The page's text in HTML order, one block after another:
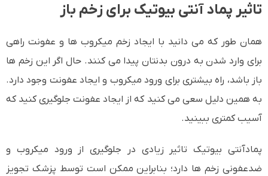
تاثیر پماد آنتی بیوتیک برای زخم باز
همان طور که می دانید با ایجاد زخم میکروب ها و عفونت راهی
برای وارد شدن به درون بدنتان پیدا می کنند. حال اگر این زخم ها
باز باشد، راه بیشتری برای ورود میکروب و ایجاد عفونت وجود دارد.
به همین دلیل سعی می کنید که از ایجاد عفونت جلوگیری کنید که
آسیب کمتری ببینید.
پمادآنتی بیوتیک تاثیر زیادی در جلوگیری از ورود میکروب و
ضدعفونی زخم ها دارد؛ بنابراین ممکن است توسط پزشک تجویز